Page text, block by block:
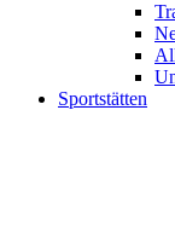
Sportstätten